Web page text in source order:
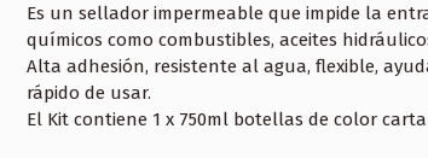
Es un sellador impermeable que impide la
químicos como combustibles, aceites
Alta adhesión, resistente al agua, flexible,
rápido de usar.
El Kit contiene 1 x 750ml botellas de color carta